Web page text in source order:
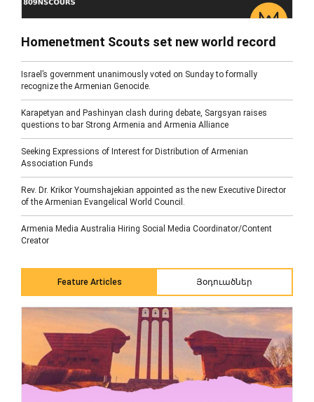
Homenetment Scouts set new world record
Israel’s government unanimously voted on Sunday to formally
recognize the Armenian Genocide.
Karapetyan and Pashinyan clash during debate, Sargsyan raises
questions to bar Strong Armenia and Armenia Alliance
Seeking Expressions of Interest for Distribution of Armenian
Association Funds
Rev. Dr. Krikor Youmshajekian appointed as the new Executive Director
of the Armenian Evangelical World Council.
Armenia Media Australia Hiring Social Media Coordinator/Content
Creator
Feature Articles Յօդուածներ